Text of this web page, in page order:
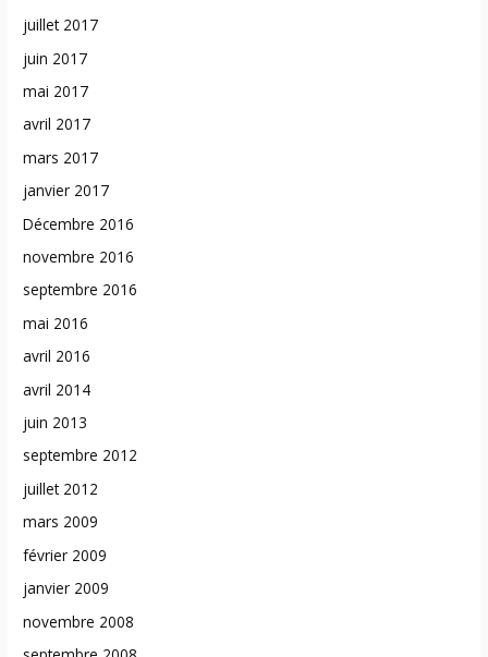
juillet 2017
juin 2017
mai 2017
avril 2017
mars 2017
janvier 2017
Décembre 2016
novembre 2016
septembre 2016
mai 2016
avril 2016
avril 2014
juin 2013
septembre 2012
juillet 2012
mars 2009
février 2009
janvier 2009
novembre 2008